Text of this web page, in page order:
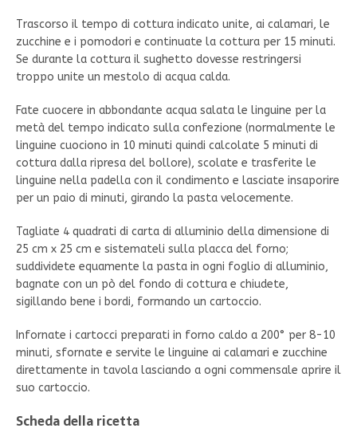
Trascorso il tempo di cottura indicato unite, ai calamari, le
zucchine e i pomodori e continuate la cottura per 15 minuti.
Se durante la cottura il sughetto dovesse restringersi
troppo unite un mestolo di acqua calda.
Fate cuocere in abbondante acqua salata le linguine per la
metà del tempo indicato sulla confezione (normalmente le
linguine cuociono in 10 minuti quindi calcolate 5 minuti di
cottura dalla ripresa del bollore), scolate e trasferite le
linguine nella padella con il condimento e lasciate insaporire
per un paio di minuti, girando la pasta velocemente.
Tagliate 4 quadrati di carta di alluminio della dimensione di
25 cm x 25 cm e sistemateli sulla placca del forno;
suddividete equamente la pasta in ogni foglio di alluminio,
bagnate con un pò del fondo di cottura e chiudete,
sigillando bene i bordi, formando un cartoccio.
Infornate i cartocci preparati in forno caldo a 200° per 8-10
minuti, sfornate e servite le linguine ai calamari e zucchine
direttamente in tavola lasciando a ogni commensale aprire il
suo cartoccio.
Scheda della ricetta